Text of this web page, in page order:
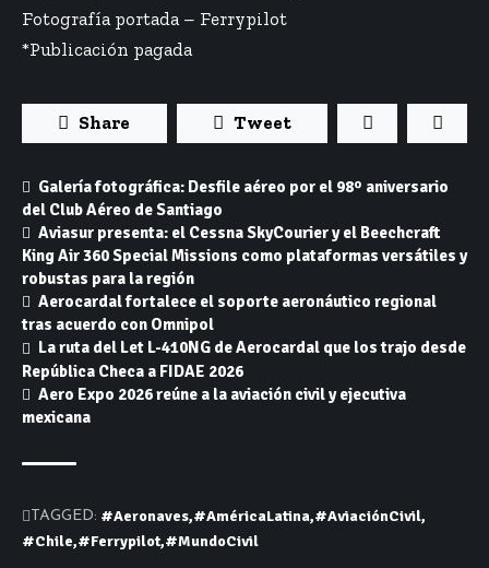
Fotografía portada – Ferrypilot
*Publicación pagada
Share Tweet
Galería fotográfica: Desfile aéreo por el 98º aniversario
del Club Aéreo de Santiago
Aviasur presenta: el Cessna SkyCourier y el Beechcraft
King Air 360 Special Missions como plataformas versátiles y
robustas para la región
Aerocardal fortalece el soporte aeronáutico regional
tras acuerdo con Omnipol
La ruta del Let L-410NG de Aerocardal que los trajo desde
República Checa a FIDAE 2026
Aero Expo 2026 reúne a la aviación civil y ejecutiva
mexicana
TAGGED: #Aeronaves #AméricaLatina #AviaciónCivil
#Chile #Ferrypilot #MundoCivil